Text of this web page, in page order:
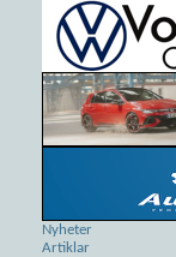
Nyheter
Artiklar